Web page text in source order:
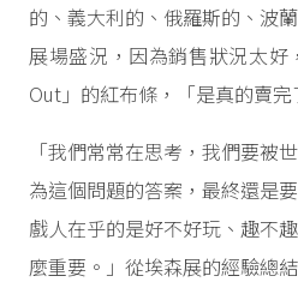
的、義大利的、俄羅斯的、波
展場盛況，因為銷售狀況太
Out」的紅布條，「是真的賣完
「我們常常在思考，我們要被
為這個問題的答案，最終還是
戲人在乎的是好不好玩、趣不
麼重要。」從埃森展的經驗總